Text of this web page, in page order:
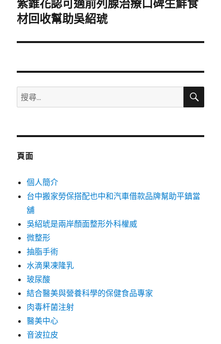
下
一
文
紫錐花認可適前列腺治療口碑生鮮食
材回收幫助吳紹琥
搜
尋
鍵
搜
頁面
個人簡介
台中搬家勞保搭配也中和汽車借款品牌幫助平鎮當
舖
吳紹琥是兩岸顏面整形外科權威
微整形
抽脂手術
水滴果凍隆乳
玻尿酸
結合醫美與營養科學的保健食品專家
肉毒杆菌注射
醫美中心
音波拉皮